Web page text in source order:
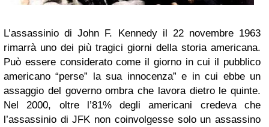
L’assassinio di John F. Kennedy il 22 novembre 1963
rimarrà uno dei più tragici giorni della storia americana.
Può essere considerato come il giorno in cui il pubblico
americano “perse” la sua innocenza” e in cui ebbe un
assaggio del governo ombra che lavora dietro le quinte.
Nel 2000, oltre l’81% degli americani credeva che
l’assassinio di JFK non coinvolgesse solo un assassino